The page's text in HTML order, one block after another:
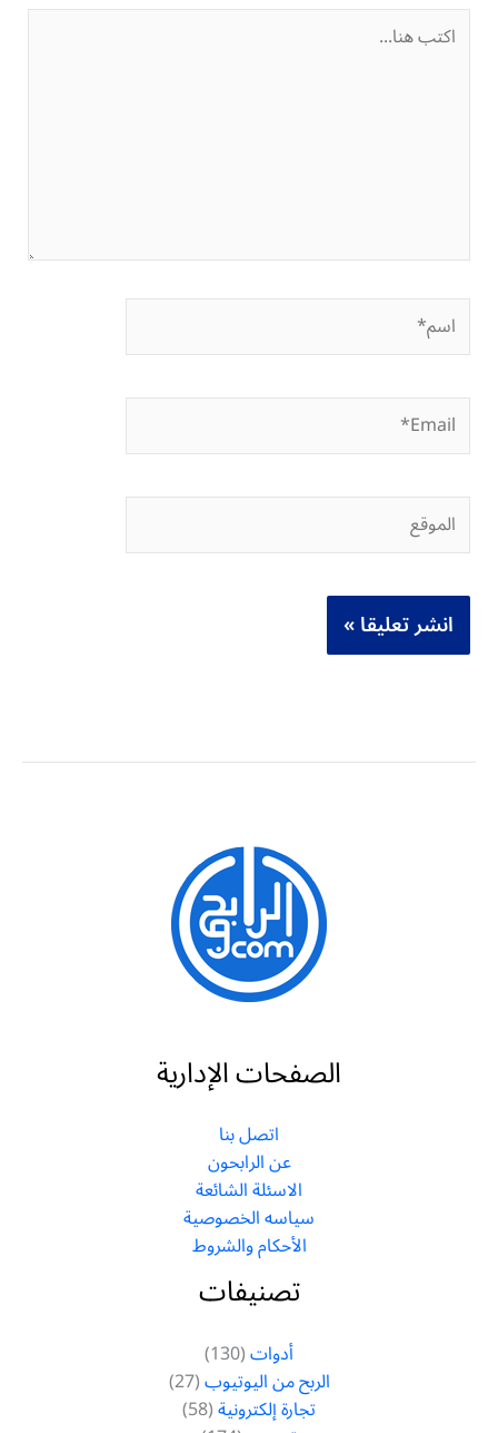
اكتب
هنا...
اسم*
Email*
الموقع
الصفحات الإدارية
اتصل بنا
عن الرابحون
الاسئلة الشائعة
سياسه الخصوصية
الأحكام والشروط
تصنيفات
أدوات(130)
الربح من اليوتيوب(27)
تجارة إلكترونية(58)